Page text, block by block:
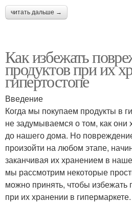
читать дальше →
Как избежать
продуктов при их
гипертостопе
Введение
Когда мы покупаем продукты в
не задумываемся о том, как они
до нашего дома. Но
произойти на любом этапе,
заканчивая их хранением в
мы рассмотрим некоторые
можно принять, чтобы избежать
при их хранении в гипермаркете.